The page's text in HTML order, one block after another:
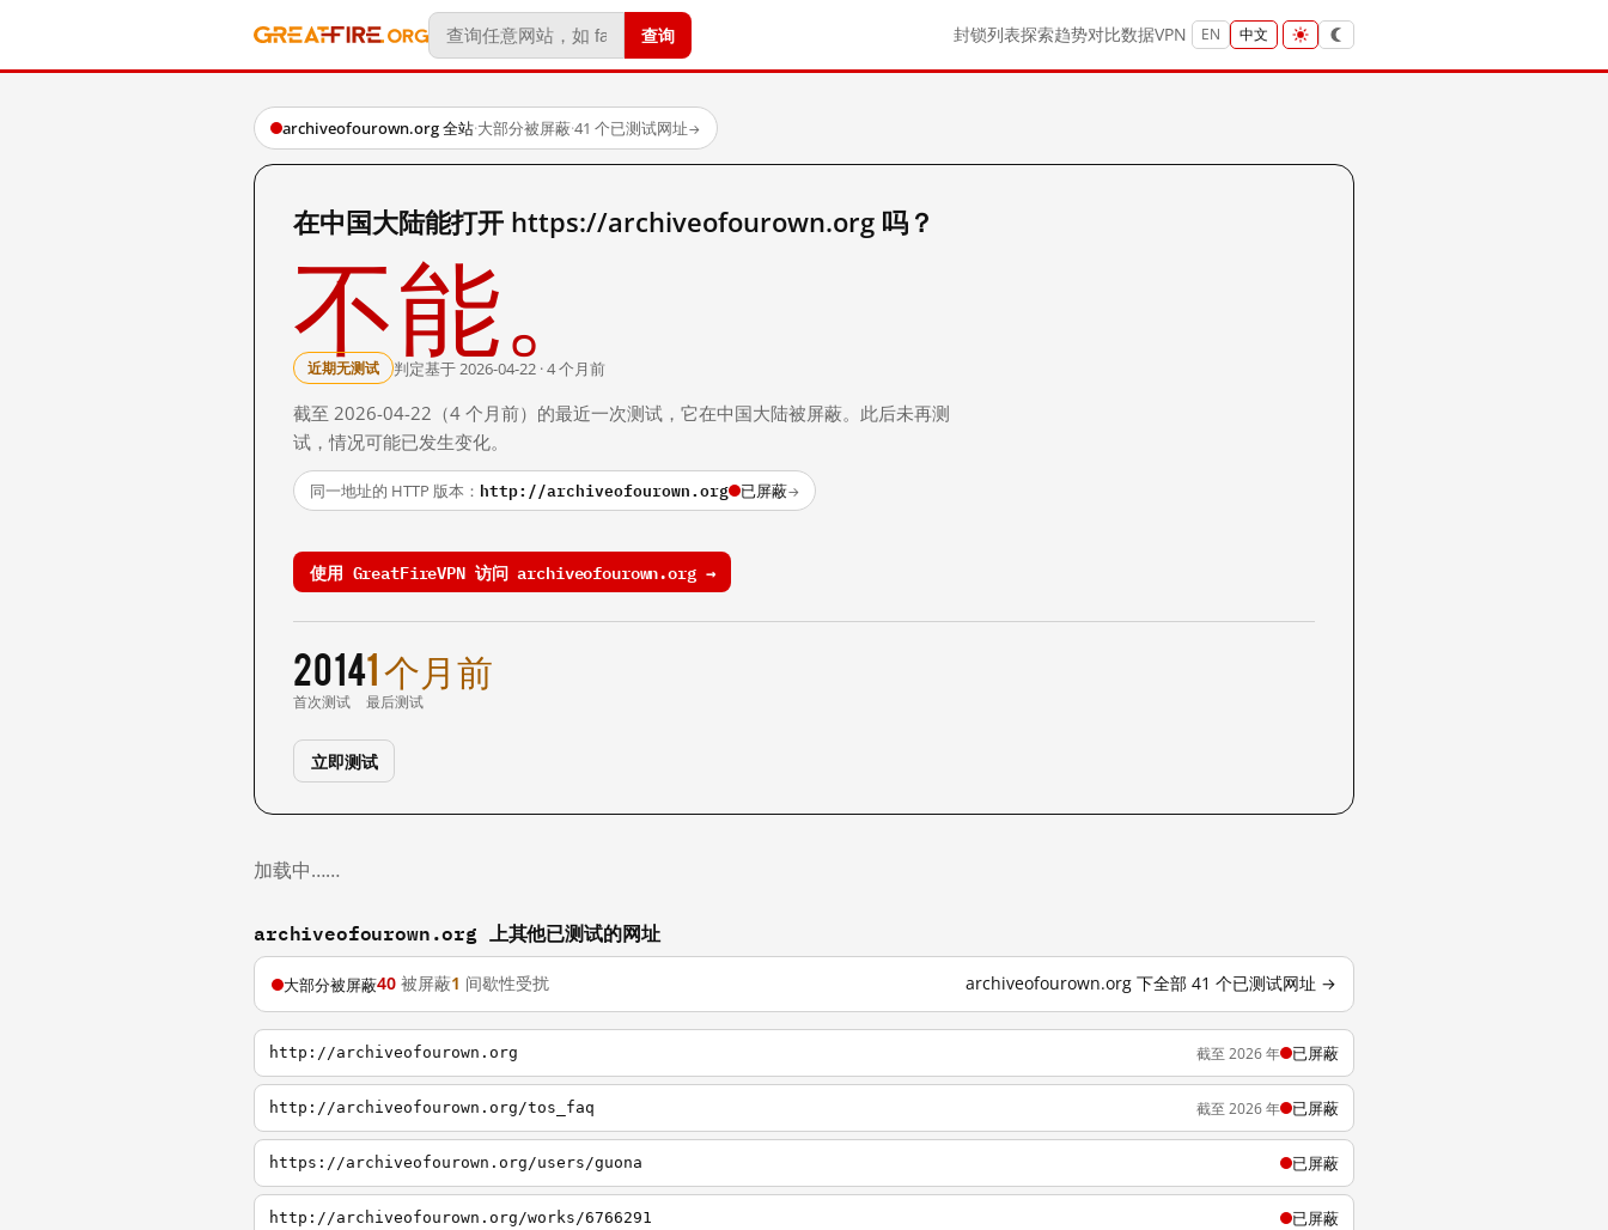
查询 封锁列表探索趋势对比数据VPN EN 中文
archiveofourown.org 全站·大部分被屏蔽·41 个已测试网址→
在中国大陆能打开 https://archiveofourown.org 吗？
不能。
近期无测试 判定基于 2026-04-22 · 4 个月前
截至 2026-04-22（4 个月前）的最近一次测试，它在中国大陆被屏蔽。此后未再测
试，情况可能已发生变化。
同一地址的 HTTP 版本： http://archiveofourown.org 已屏蔽→
使用 GreatFireVPN 访问 archiveofourown.org →
2014
首次测试
1 个月前
最后测试
立即测试
加载中……
archiveofourown.org 上其他已测试的网址
大部分被屏蔽40 被屏蔽1 间歇性受扰 archiveofourown.org 下全部 41 个已测试网址 →
http://archiveofourown.org 截至 2026 年 已屏蔽
http://archiveofourown.org/tos_faq 截至 2026 年 已屏蔽
https://archiveofourown.org/users/guona 已屏蔽
http://archiveofourown.org/works/6766291 已屏蔽